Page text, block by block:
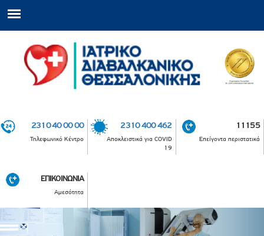
2310 40 00 00
Τηλεφωνικό Κέντρο
2310 400 462
Αποκλειστικά για COVID
19
11155
Επείγοντα περιστατικά
ΕΠΙΚΟΙΝΩΝΙΑ
Αμεσότητα